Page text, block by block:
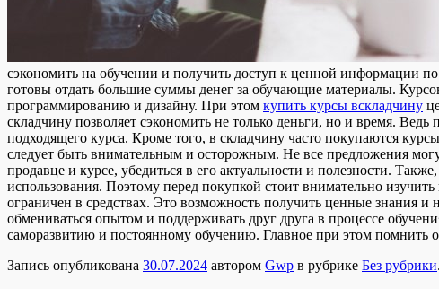
сэкономить на обучении и получить доступ к ценной информации
готовы отдать большие суммы денег за обучающие материалы.
программированию и дизайну. При этом купить курсы вскладчину
складчину позволяет сэкономить не только деньги, но и время.
подходящего курса. Кроме того, в складчину часто покупаются
следует быть внимательным и осторожным. Не все предложения
продавце и курсе, убедиться в его актуальности и полезности.
использования. Поэтому перед покупкой стоит внимательно
ограничен в средствах. Это возможность получить ценные знания
обмениваться опытом и поддерживать друг друга в процессе
саморазвитию и постоянному обучению. Главное при этом помнить
Запись опубликована 30.07.2024 автором Gwp в рубрике Без рубрики.